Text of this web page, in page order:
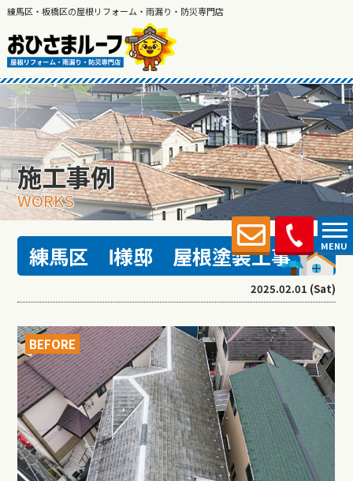
練馬区・板橋区の屋根リフォーム・雨漏り・防災専門店
MENU
施工事例
WORKS
練馬区 Ⅰ様邸 屋根塗装工事
2025.02.01 (Sat)
BEFORE